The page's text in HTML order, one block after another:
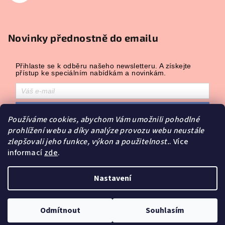
Používáme cookies, abychom Vám umožnili pohodlné
prohlížení webu a díky analýze provozu webu neustále
zlepšovali jeho funkce, výkon a použitelnost.. Více
informacízde.
Nastavení
Odmítnout Souhlasím
Novinky přednostně do emailu
Přihlaste se k odběru našeho newsletteru. A získejte
přístup ke speciálním nabídkám a novinkám.
Přihlášením souhlasíte se zasíláním obchodních sdělení a se
zpracováním osobních údajů.
Powered by Leadhub.
Copyright 2026Ovocné dárky. Všechna práva vyhrazena.
Upravit nastavení cookies
Vytvořil Shoptet